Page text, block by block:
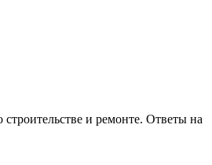
и ремонте. Ответы на